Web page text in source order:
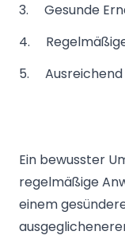
3. Gesunde
4.
5. Ausreichend
Ein bewusster
regelmäßige
einem